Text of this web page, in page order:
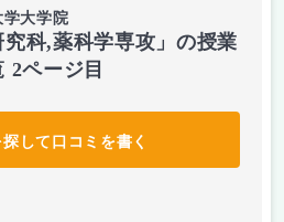
学大学院
究科,薬科学専攻」の授業
2ページ目
して口コミを書く